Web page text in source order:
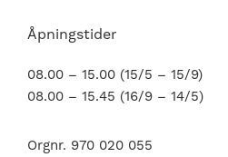
Åpningstider
08.00 – 15.00 (15/5 – 15/9)
08.00 – 15.45 (16/9 – 14/5)
Orgnr. 970 020 055